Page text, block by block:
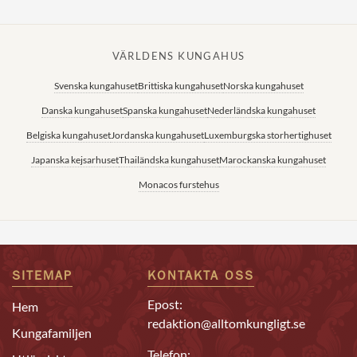
VÄRLDENS KUNGAHUS
Svenska kungahusetBrittiska kungahusetNorska kungahuset
Danska kungahusetSpanska kungahusetNederländska kungahuset
Belgiska kungahusetJordanska kungahusetLuxemburgska storhertighuset
Japanska kejsarhusetThailändska kungahusetMarockanska kungahuset
Monacos furstehus
SITEMAP
Hem
Kungafamiljen
KONTAKTA OSS
Epost:
redaktion@alltomkungligt.se